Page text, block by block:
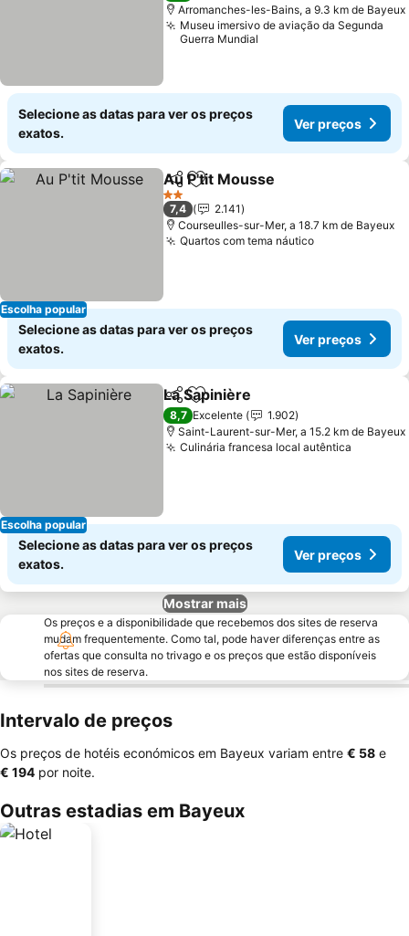
Arromanches-les-Bains, a 9.3 km de Bayeux
Museu imersivo de aviação da Segunda
Guerra Mundial
Selecione as datas para ver os preços
exatos.
Ver preços
Escolha popular
PartilharAdicionar aos favoritos
Au P'tit Mousse
2 Estrelas
7,4
2.141
Courseulles-sur-Mer, a 18.7 km de Bayeux
Quartos com tema náuticoVer preços
Selecione as datas para ver os preços
exatos.
Ver preços
Escolha popular
PartilharAdicionar aos favoritos
La Sapinière
8,7 Excelente
1.902
Saint-Laurent-sur-Mer, a 15.2 km de Bayeux
Culinária francesa local autêntica
Selecione as datas para ver os preços
exatos.
Ver preços
Mostrar mais
Os preços e a disponibilidade que recebemos dos sites de reserva
mudam frequentemente. Como tal, pode haver diferenças entre as
ofertas que consulta no trivago e os preços que estão disponíveis
nos sites de reserva.
Intervalo de preços
Os preços de hotéis económicos em Bayeux variam entre ‎€ 58 e
‎€ 194 por noite.
Outras estadias em Bayeux